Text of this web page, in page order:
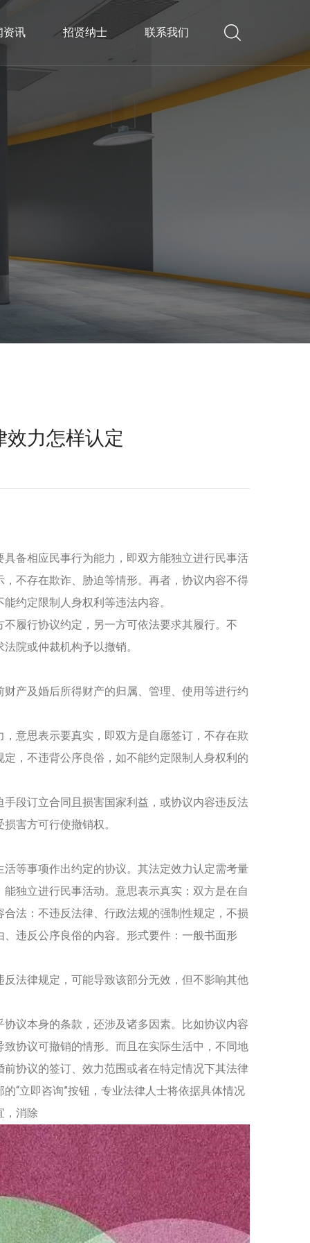
资讯 招贤纳士 联系我们
力怎样认定
备相应民事行为能力，即双方能独立进行民事活
不存在欺诈、胁迫等情形。再者，协议内容不得
约定限制人身权利等违法内容。
履行协议约定，另一方可依法要求其履行。不
院或仲裁机构予以撤销。
产及婚后所得财产的归属、管理、使用等进行约
意思表示要真实，即双方是自愿签订，不存在欺
，不违背公序良俗，如不能约定限制人身权利的
段订立合同且损害国家利益，或协议内容违反法
害方可行使撤销权。
等事项作出约定的协议。其法定效力认定需考量
独立进行民事活动。意思表示真实：双方是在自
法：不违反法律、行政法规的强制性规定，不损
违反公序良俗的内容。形式要件：一般书面形
法律规定，可能导致该部分无效，但不影响其他
议本身的条款，还涉及诸多因素。比如协议内容
协议可撤销的情形。而且在实际生活中，不同地
协议的签订、效力范围或者在特定情况下其法律
“立即咨询”按钮，专业法律人士将依据具体情况
，消除